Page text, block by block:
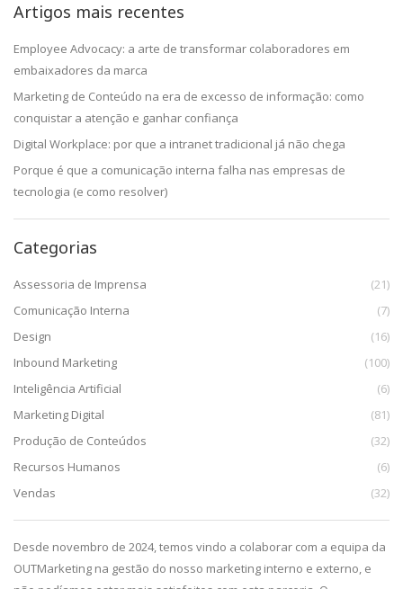
Artigos mais recentes
Employee Advocacy: a arte de transformar colaboradores em
embaixadores da marca
Marketing de Conteúdo na era de excesso de informação: como
conquistar a atenção e ganhar confiança
Digital Workplace: por que a intranet tradicional já não chega
Porque é que a comunicação interna falha nas empresas de
tecnologia (e como resolver)
Categorias
Assessoria de Imprensa
(21)
Comunicação Interna
(7)
Design
(16)
Inbound Marketing
(100)
Inteligência Artificial
(6)
Marketing Digital
(81)
Produção de Conteúdos
(32)
Recursos Humanos
(6)
Vendas
(32)
Desde novembro de 2024, temos vindo a colaborar com a equipa da
OUTMarketing na gestão do nosso marketing interno e externo, e